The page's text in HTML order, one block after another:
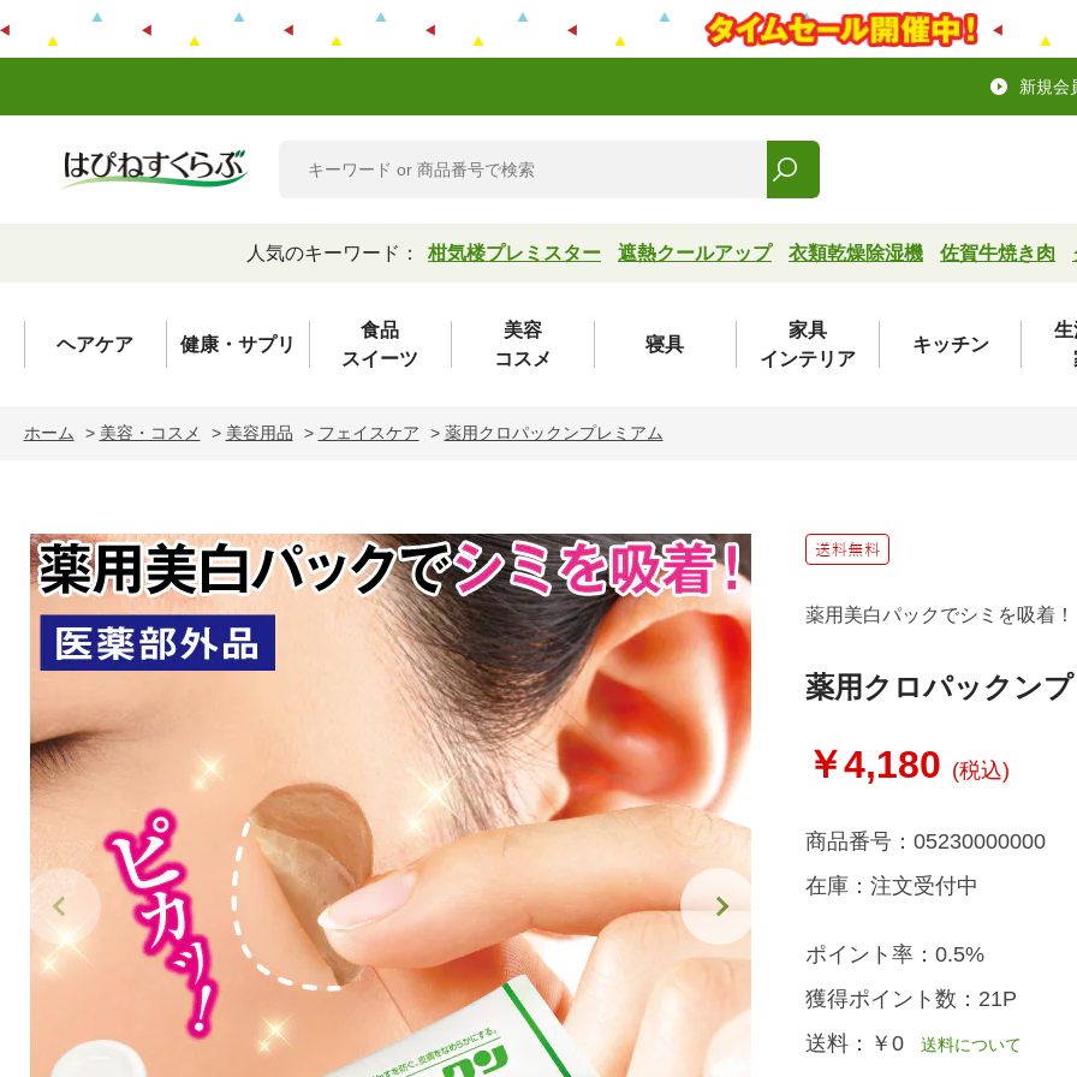
新規会
人気のキーワード： 柑気楼プレミスター 遮熱クールアップ 衣類乾燥除湿機 佐賀牛焼き肉
ヘアケア 健康・サプリ
食品
スイーツ
美容
コスメ
寝具
家具
インテリア
キッチン
生
ホーム > 美容・コスメ > 美容用品 > フェイスケア > 薬用クロパックンプレミアム
薬用美白パックでシミを吸着！
薬用クロパックン
￥4,180 (税込)
商品番号： 05230000000
在庫： 注文受付中
ポイント率： 0.5%
獲得ポイント数： 21P
送料： ￥0送料について